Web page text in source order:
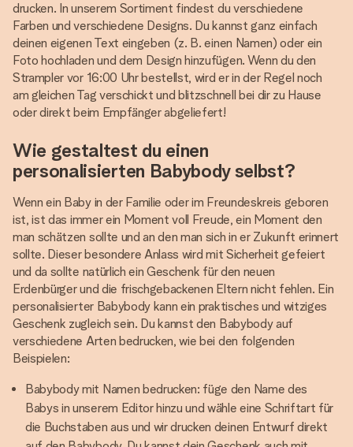
drucken. In unserem Sortiment findest du verschiedene
Farben und verschiedene Designs. Du kannst ganz einfach
deinen eigenen Text eingeben (z. B. einen Namen) oder ein
Foto hochladen und dem Design hinzufügen. Wenn du den
Strampler vor 16:00 Uhr bestellst, wird er in der Regel noch
am gleichen Tag verschickt und blitzschnell bei dir zu Hause
oder direkt beim Empfänger abgeliefert!
Wie gestaltest du einen
personalisierten Babybody selbst?
Wenn ein Baby in der Familie oder im Freundeskreis geboren
ist, ist das immer ein Moment voll Freude, ein Moment den
man schätzen sollte und an den man sich in er Zukunft erinnert
sollte. Dieser besondere Anlass wird mit Sicherheit gefeiert
und da sollte natürlich ein Geschenk für den neuen
Erdenbürger und die frischgebackenen Eltern nicht fehlen. Ein
personalisierter Babybody kann ein praktisches und witziges
Geschenk zugleich sein. Du kannst den Babybody auf
verschiedene Arten bedrucken, wie bei den folgenden
Beispielen:
Babybody mit Namen bedrucken: füge den Name des
Babys in unserem Editor hinzu und wähle eine Schriftart für
die Buchstaben aus und wir drucken deinen Entwurf direkt